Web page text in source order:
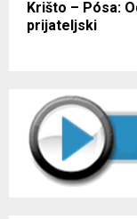
Krišto – Pósa:
prijateljski